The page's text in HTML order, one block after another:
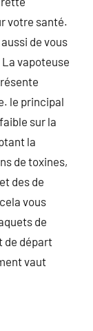
votre santé.
de vous
vapoteuse
le principal
sur la
la
de toxines,
des de
vous
de
de départ
vaut